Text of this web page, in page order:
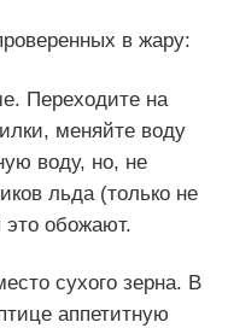
в жару:
Переходите на
меняйте воду
воду, но, не
льда (только не
это обожают.
сухого зерна. В
аппетитную